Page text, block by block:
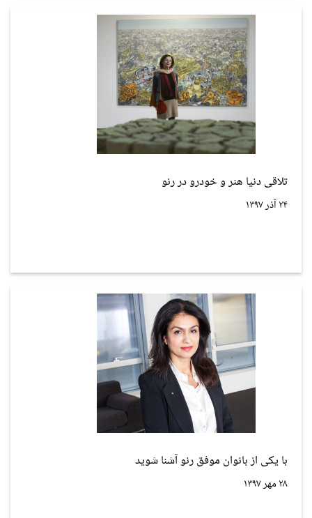
تلاقی دنیا هنر و خودرو در رنو
۲۴ آذر ۱۳۹۷
با یکی از بانوان موفق رنو آشنا شوید
۲۸ مهر ۱۳۹۷